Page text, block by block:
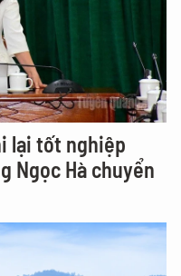
lại tốt nghiệp
Ngọc Hà chuyển